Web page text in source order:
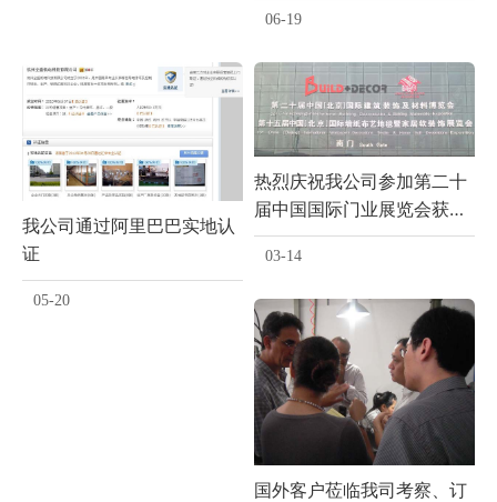
06-19
我公司通过阿里巴巴实地认
证
05-20
热烈庆祝我公司参加第二十
届中国国际门业展览会获得
圆满成功
03-14
国外客户莅临我司考察、订